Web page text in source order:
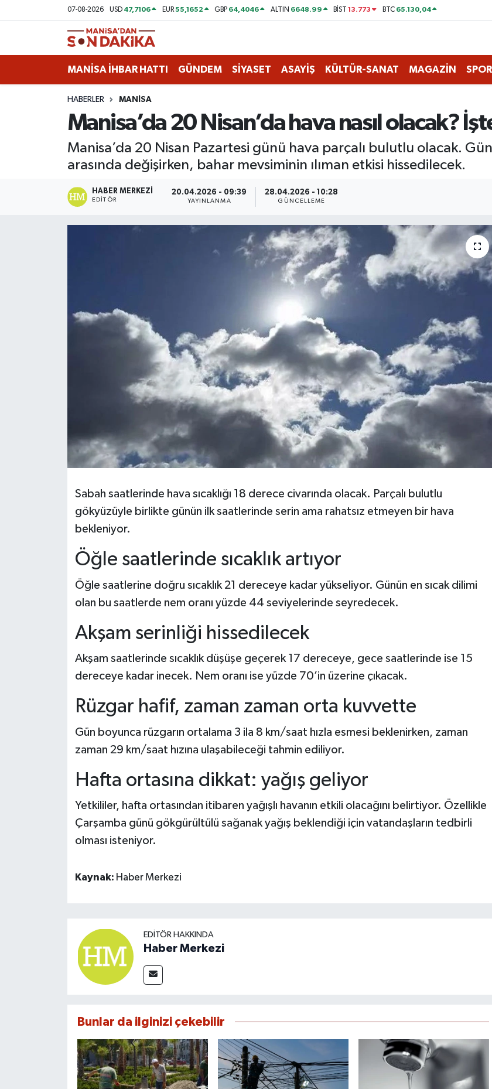
07-08-2026 USD 47,7106 EUR55,1652 GBP 64,4046 ALTIN 6648.99 BİST13.773 BTC 65.130,04
MANİSA İHBAR HATTI GÜNDEM SİYASET ASAYİŞ KÜLTÜR-SANAT MAGAZİN SPOR
HABERLER MANİSA
Manisa’da 20 Nisan’da hava nasıl olacak?
Manisa’da 20 Nisan Pazartesi günü hava parçalı bulutlu olacak.
arasında değişirken, bahar mevsiminin ılıman etkisi hissedilecek.
HABER MERKEZI
EDITÖR
20.04.2026 - 09:39
YAYINLANMA
28.04.2026 - 10:28
GÜNCELLEME
Sabah saatlerinde hava sıcaklığı 18 derece civarında olacak. Parçalı bulutlu
gökyüzüyle birlikte günün ilk saatlerinde serin ama rahatsız etmeyen bir hava
bekleniyor.
Öğle saatlerinde sıcaklık artıyor
Öğle saatlerine doğru sıcaklık 21 dereceye kadar yükseliyor. Günün en sıcak dilimi
olan bu saatlerde nem oranı yüzde 44 seviyelerinde seyredecek.
Akşam serinliği hissedilecek
Akşam saatlerinde sıcaklık düşüşe geçerek 17 dereceye, gece saatlerinde ise 15
dereceye kadar inecek. Nem oranı ise yüzde 70’in üzerine çıkacak.
Rüzgar hafif, zaman zaman orta kuvvette
Gün boyunca rüzgarın ortalama 3 ila 8 km/saat hızla esmesi beklenirken, zaman
zaman 29 km/saat hızına ulaşabileceği tahmin ediliyor.
Hafta ortasına dikkat: yağış geliyor
Yetkililer, hafta ortasından itibaren yağışlı havanın etkili olacağını belirtiyor. Özellikle
Çarşamba günü gökgürültülü sağanak yağış beklendiği için vatandaşların tedbirli
olması isteniyor.
Kaynak: Haber Merkezi
EDITÖR HAKKINDA
Haber Merkezi
Bunlar da ilginizi çekebilir
GÜNDEM
KÜLTÜR-SANAT
MANİSA'DA TRAFİK
SİYASET
İLETİŞİM
Hava Durumu
Trafik Durumu
Puan Durumu ve Fikstür
Son Dakika Haberleri
Haber Arşivi